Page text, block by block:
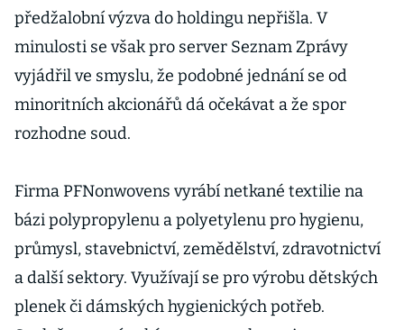
předžalobní výzva do holdingu nepřišla. V
minulosti se však pro server Seznam Zprávy
vyjádřil ve smyslu, že podobné jednání se od
minoritních akcionářů dá očekávat a že spor
rozhodne soud.
Firma PFNonwovens vyrábí netkané textilie na
bázi polypropylenu a polyetylenu pro hygienu,
průmysl, stavebnictví, zemědělství, zdravotnictví
a další sektory. Využívají se pro výrobu dětských
plenek či dámských hygienických potřeb.